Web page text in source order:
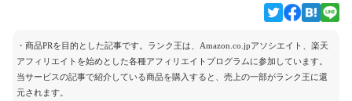
・商品PRを目的とした記事です。ランク王は、Amazon.co.jpアソシエイト、楽天
アフィリエイトを始めとした各種アフィリエイトプログラムに参加しています。
当サービスの記事で紹介している商品を購入すると、売上の一部がランク王に還
元されます。